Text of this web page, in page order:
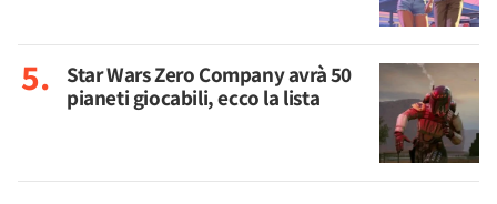
Star Wars Zero Company avrà 50
pianeti giocabili, ecco la lista